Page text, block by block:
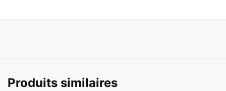
Produits similaires